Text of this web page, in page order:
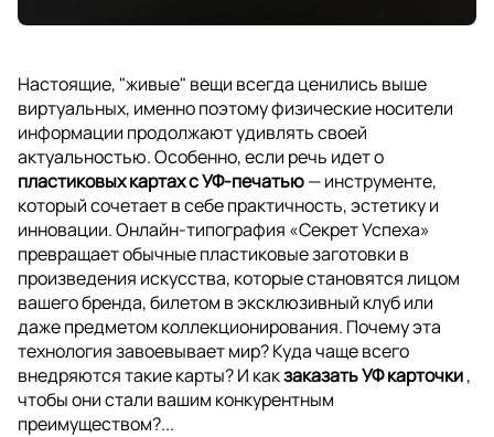
Настоящие, "живые" вещи всегда ценились выше
виртуальных, именно поэтому физические носители
информации продолжают удивлять своей
актуальностью. Особенно, если речь идет о
пластиковых картах с УФ-печатью— инструменте,
который сочетает в себе практичность, эстетику и
инновации. Онлайн-типография «Секрет Успеха»
превращает обычные пластиковые заготовки в
произведения искусства, которые становятся лицом
вашего бренда, билетом в эксклюзивный клуб или
даже предметом коллекционирования. Почему эта
технология завоевывает мир? Куда чаще всего
внедряются такие карты? И какзаказать УФ карточки,
чтобы они стали вашим конкурентным
преимуществом?...